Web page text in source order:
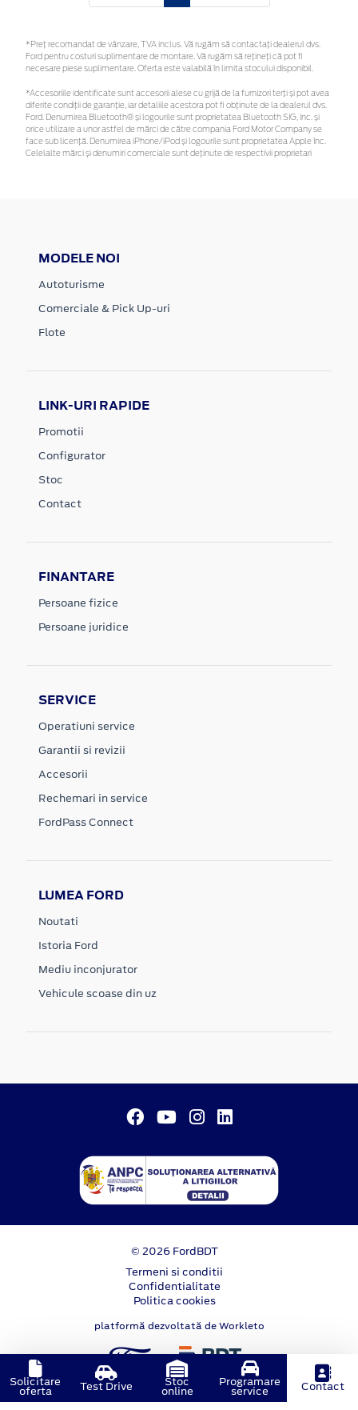
*Preţ recomandat de vânzare, TVA inclus. Vă rugăm să contactaţi dealerul dvs.
Ford pentru costuri suplimentare de montare. Vă rugăm să rețineți că pot fi
necesare piese suplimentare. Oferta este valabilă în limita stocului disponibil.
*Accesoriile identificate sunt accesorii alese cu grijă de la furnizori terți și pot avea
diferite condiții de garanție, iar detaliile acestora pot fi obținute de la dealerul dvs.
Ford. Denumirea Bluetooth® și logourile sunt proprietatea Bluetooth SIG, Inc. și
orice utilizare a unor astfel de mărci de către compania Ford Motor Company se
face sub licență. Denumirea iPhone/iPod și logourile sunt proprietatea Apple Inc.
Celelalte mărci și denumiri comerciale sunt deținute de respectivii proprietari
MODELE NOI
Autoturisme
Comerciale & Pick Up-uri
Flote
LINK-URI RAPIDE
Promotii
Configurator
Stoc
Contact
FINANTARE
Persoane fizice
Persoane juridice
SERVICE
Operatiuni service
Garantii si revizii
Accesorii
Rechemari in service
FordPass Connect
LUMEA FORD
Noutati
Istoria Ford
Mediu inconjurator
Vehicule scoase din uz
© 2026 FordBDT
Termeni si conditii
Confidentialitate
Politica cookies
platformă dezvoltată de Workleto
Solicitare
oferta Test Drive Stoc
online
Programare
service Contact